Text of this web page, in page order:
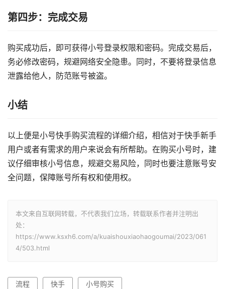
第四步：完成交易
购买成功后，即可获得小号登录权限和密码。完成交易后，
务必修改密码，规避网络安全隐患。同时，不要将登录信息
泄露给他人，防范账号被盗。
小结
以上便是小号快手购买流程的详细介绍，相信对于快手新手
用户或者有需求的用户来说会有所帮助。在购买小号时，建
议仔细审核小号信息，规避交易风险，同时也要注意账号安
全问题，保障账号所有权和使用权。
本文来自互联网转载，不代表我们立场，转载联系作者并注明出
处：
https://www.ksxh6.com/a/kuaishouxiaohaogoumai/2023/061
4/503.html
流程 快手 小号购买